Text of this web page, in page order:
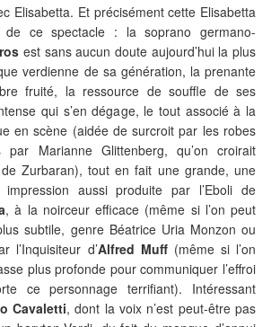
Elisabetta. Et précisément cette Elisabetta
de ce spectacle : la soprano germano-
est sans aucun doute aujourd’hui la plus
verdienne de sa génération, la prenante
fruité, la ressource de souffle de ses
qui s’en dégage, le tout associé à la
en scène (aidée de surcroit par les robes
par Marianne Glittenberg, qu’on croirait
Zurbaran), tout en fait une grande, une
aussi produite par l’Eboli de
, à la noirceur efficace (même si l’on peut
subtile, genre Béatrice Uria Monzon ou
l’Inquisiteur d’Alfred Muff(même si l’on
plus profonde pour communiquer l’effroi
ce personnage terrifiant). Intéressant
Cavaletti, dont la voix n’est peut-être pas